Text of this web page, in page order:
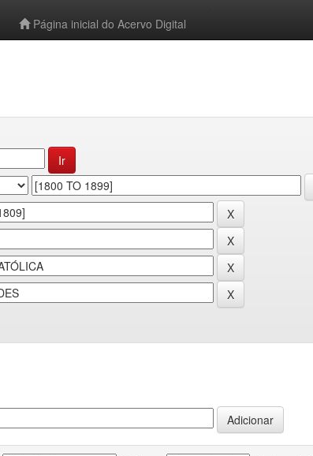
Página inicial do Acervo Digital